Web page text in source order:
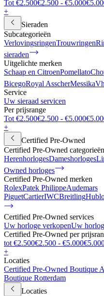
Tot €2.500€2.500 - €5.000
+
Sieraden
Subcategorieën
VerlovingsringenTrouwringen
sieraden
Uitgelichte merken
Schaap en CitroenPomellato
BicegoRoyal AsscherMessika
Service
Uw sieraad servicen
Per prijsrange
Tot €2.500€2.500 - €5.000
+
Certified Pre-Owned
Certified Pre-Owned categorieën
HerenhorlogesDameshorloges
Owned horloges
Certified Pre-Owned merken
RolexPatek PhilippeAudemars
PiguetCartierIWCBreitling
Certified Pre-Owned services
Uw horloge verkopenUw
Certified Pre-Owned per
tot €2.500€2.500 - €5.000
+
Locaties
Certified Pre-Owned Boutique
Boutique Rotterdam
Locaties